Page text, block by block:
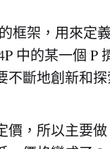
框架，用來定
中的某一個 P
斷地創新和探
價，所以主要